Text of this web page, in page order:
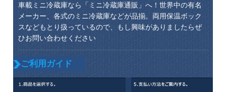
車載ミニ冷蔵庫なら「ミニ冷蔵庫通販」へ！世界中の有名
メーカー、各式のミニ冷蔵庫などが品揃。両用保温ボック
スなどもとり扱っているので、もし興味がありましたらぜ
ひお問い合わせください
ご利用ガイド